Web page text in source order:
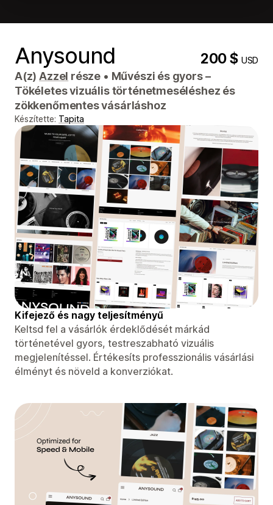
Anysound 200 $USD
A(z)Azzel része • Művészi és gyors –
Tökéletes vizuális történetmeséléshez és
zökkenőmentes vásárláshoz
Készítette: Tapita
Kifejező és nagy teljesítményű
Keltsd fel a vásárlók érdeklődését márkád
történetével gyors, testreszabható vizuális
megjelenítéssel. Értékesíts professzionális vásárlási
élményt és növeld a konverziókat.